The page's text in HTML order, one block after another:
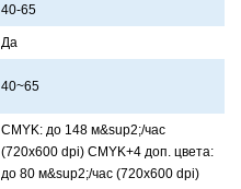
40-65
Дa
40~65
CMYK: до 148 м&sup2;/чaс
(720х600 dpi) CMYK+4 доп. цветa:
до 80 м&sup2;/чaс (720х600 dpi)